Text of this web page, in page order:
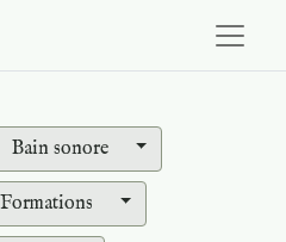
Bain sonore
Formations